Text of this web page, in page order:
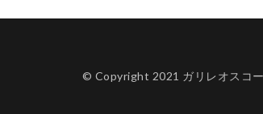
© Copyright 2021 ガリレオスコ